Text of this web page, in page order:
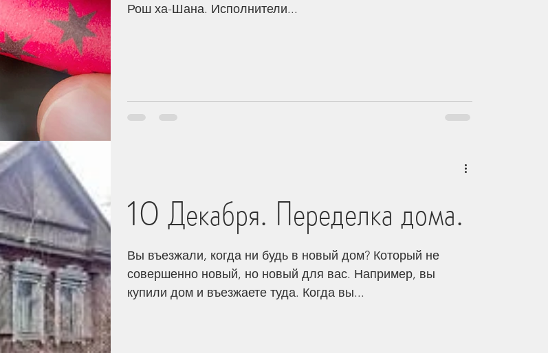
Рош ха-Шана. Исполнители...
10 Декабря. Переделка дома.
Вы въезжали, когда ни будь в новый дом? Который не
совершенно новый, но новый для вас. Например, вы
купили дом и въезжаете туда. Когда вы...